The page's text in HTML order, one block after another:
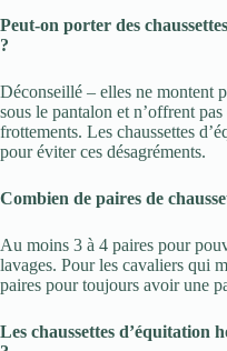
Peut-on porter des
?
Déconseillé – elles ne montent
sous le pantalon et n’offrent
frottements. Les chaussettes
pour éviter ces désagréments.
Combien de paires de
Au moins 3 à 4 paires pour
lavages. Pour les cavaliers qui
paires pour toujours avoir une
Les chaussettes d’équitation